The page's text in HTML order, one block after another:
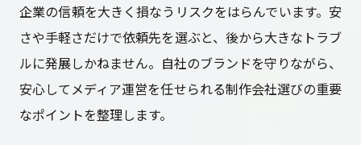
企業の信頼を大きく損なうリスクをはらんでいます。安
さや手軽さだけで依頼先を選ぶと、後から大きなトラブ
ルに発展しかねません。自社のブランドを守りながら、
安心してメディア運営を任せられる制作会社選びの重要
なポイントを整理します。